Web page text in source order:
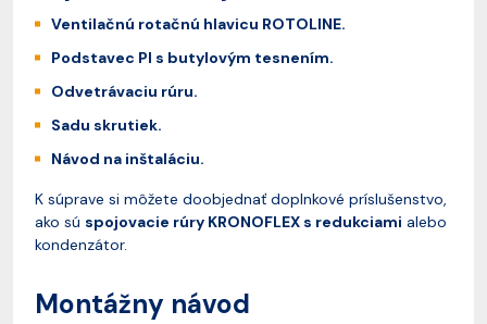
Ventilačnú rotačnú hlavicu ROTOLINE.
Podstavec PI s butylovým tesnením.
Odvetrávaciu rúru.
Sadu skrutiek.
Návod na inštaláciu.
K súprave si môžete doobjednať doplnkové príslušenstvo,
ako sú spojovacie rúry KRONOFLEX s redukciami alebo
kondenzátor.
Montážny návod